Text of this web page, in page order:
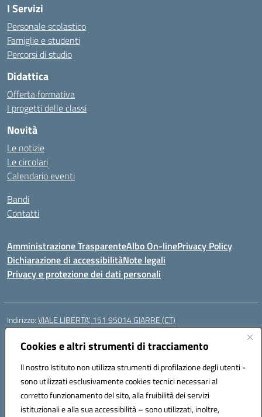
Cookies e altri strumenti di tracciamento
Il nostro Istituto non utilizza strumenti di profilazione degli utenti -
sono utilizzati esclusivamente cookies tecnici necessari al
corretto funzionamento del sito, alla fruibilità dei servizi
istituzionali e alla sua accessibilità – sono utilizzati, inoltre,
I Servizi
Personale scolastico
Famiglie e studenti
Percorsi di studio
Didattica
Offerta formativa
I progetti delle classi
Novità
Le notizie
Le circolari
Calendario eventi
Bandi
Contatti
Amministrazione TrasparenteAlbo On-linePrivacy Policy
Dichiarazione di accessibilitàNote legali
Privacy e protezione dei dati personali
Indirizzo:VIALE LIBERTA’, 151 95014 GIARRE (CT)
Centralino:
Posta elettronica certificata (PEC):ctmm151004@pec.istruzione.it
Codice fiscale: 92032760875
Codice meccanografico:CTMM151004
Codice Indice delle Pubbliche Amministrazioni (IPA): cpiacd
Codice unico di fatturazione (CUF): UF783Q